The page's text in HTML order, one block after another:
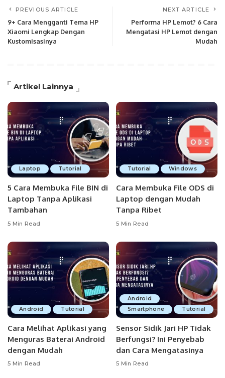
PREVIOUS ARTICLE
9+ Cara Mengganti Tema HP
Xiaomi Lengkap Dengan
Kustomisasinya
NEXT ARTICLE
Performa HP Lemot? 6 Cara
Mengatasi HP Lemot dengan
Mudah
Artikel Lainnya
Laptop Tutorial
5 Cara Membuka File BIN di
Laptop Tanpa Aplikasi
Tambahan
5 Min Read
Tutorial Windows
Cara Membuka File ODS di
Laptop dengan Mudah
Tanpa Ribet
5 Min Read
Android Tutorial
Cara Melihat Aplikasi yang
Menguras Baterai Android
dengan Mudah
5 Min Read
Android
Smartphone
Tutorial
Sensor Sidik Jari HP Tidak
Berfungsi? Ini Penyebab
dan Cara Mengatasinya
5 Min Read